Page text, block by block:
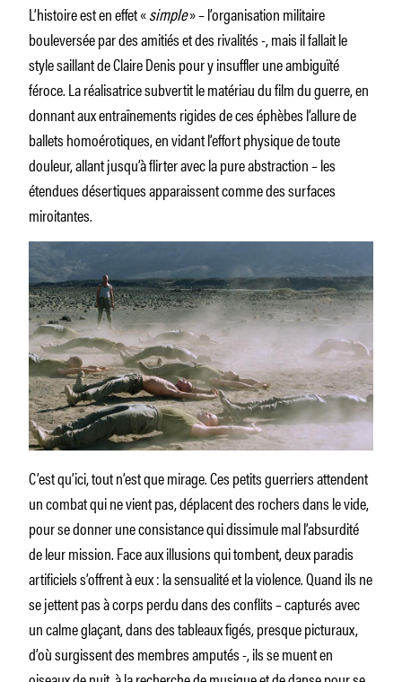
L’histoire est en effet «simple» – l’organisation militaire
bouleversée par des amitiés et des rivalités -, mais il fallait le
style saillant de Claire Denis pour y insuffler une ambiguïté
féroce. La réalisatrice subvertit le matériau du film du guerre, en
donnant aux entraînements rigides de ces éphèbes l’allure de
ballets homoérotiques, en vidant l’effort physique de toute
douleur, allant jusqu’à flirter avec la pure abstraction – les
étendues désertiques apparaissent comme des surfaces
miroitantes.
C’est qu’ici, tout n’est que mirage. Ces petits guerriers attendent
un combat qui ne vient pas, déplacent des rochers dans le vide,
pour se donner une consistance qui dissimule mal l’absurdité
de leur mission. Face aux illusions qui tombent, deux paradis
artificiels s’offrent à eux : la sensualité et la violence. Quand ils ne
se jettent pas à corps perdu dans des conflits – capturés avec
un calme glaçant, dans des tableaux figés, presque picturaux,
d’où surgissent des membres amputés -, ils se muent en